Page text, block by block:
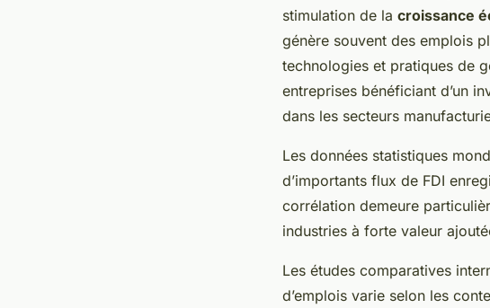
stimulation de la croissance
génère souvent des emplois
technologies et pratiques de
entreprises bénéficiant d’un
dans les secteurs
Les données statistiques
d’importants flux de FDI
corrélation demeure
industries à forte valeur
Les études comparatives
d’emplois varie selon les